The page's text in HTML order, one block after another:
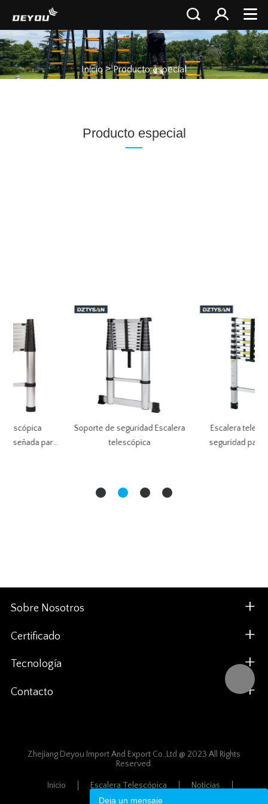
Inicio>Producto especial
Producto especial
Soporte de seguridad Escalera
Escalera telescópica con
seguridad para los dedos
Sobre Nosotros
Certificado
Tecnología
Contacto
Zhejiang Deyou Import And Export Co.,Ltd @ 2023 All Rights
Reserved.
Inicio Escalera Telescópica
Noticias
Mapa Del Sitio
Deja un mensaje